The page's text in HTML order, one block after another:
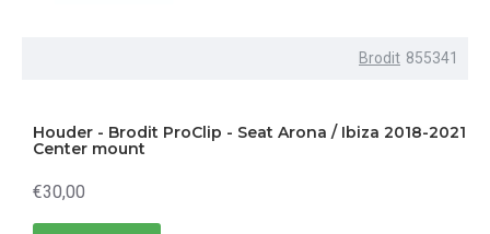
Brodit 855341
Houder - Brodit ProClip - Seat Arona / Ibiza 2018-2021
Center mount
€30,00